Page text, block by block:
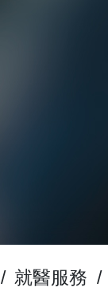
/ 就醫服務 /